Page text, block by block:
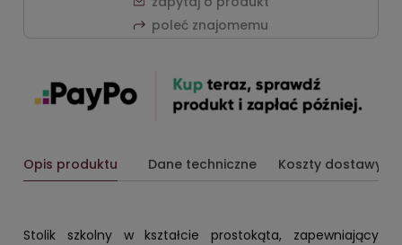
poleć znajomemu
Opis produktu Dane techniczne Koszty dostawy
Stolik szkolny w kształcie prostokąta, zapewniający